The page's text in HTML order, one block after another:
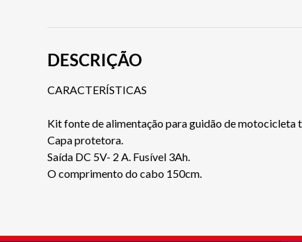
DESCRIÇÃO
CARACTERÍSTICAS
Kit fonte de alimentação para guidão de
Capa protetora.
Saída DC 5V- 2 A. Fusível 3Ah.
O comprimento do cabo 150cm.